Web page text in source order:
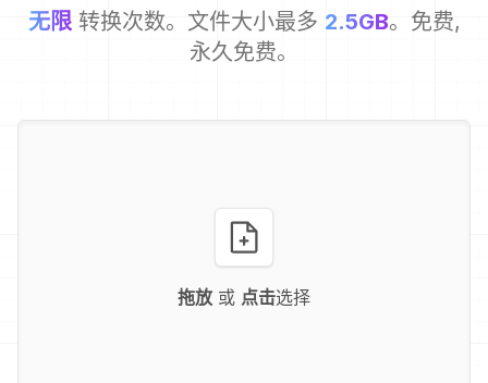
无限 转换次数。文件大小最多 2.5GB。免费,
永久免费。
拖放 或 点击选择